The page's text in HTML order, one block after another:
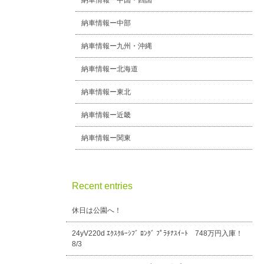
納車情報ー中部
納車情報ー九州・沖縄
納車情報ー北海道
納車情報ー東北
納車情報ー近畿
納車情報ー関東
Recent entries
休日は公園へ！
24yV220d ｴｸｽｸﾙｰｼﾌﾞ ﾛﾝｸﾞ ﾌﾟﾗﾁﾅｽｲｰﾄ 748万円入庫！
8/3